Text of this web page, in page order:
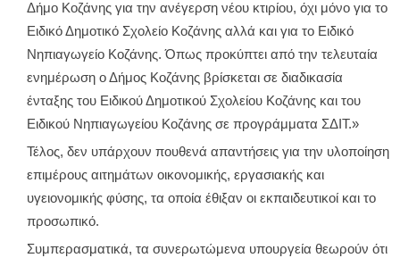
Δήμο Κοζάνης για την ανέγερση νέου κτιρίου, όχι μόνο για το
Ειδικό Δημοτικό Σχολείο Κοζάνης αλλά και για το Ειδικό
Νηπιαγωγείο Κοζάνης. Όπως προκύπτει από την τελευταία
ενημέρωση ο Δήμος Κοζάνης βρίσκεται σε διαδικασία
ένταξης του Ειδικού Δημοτικού Σχολείου Κοζάνης και του
Ειδικού Νηπιαγωγείου Κοζάνης σε προγράμματα ΣΔΙΤ.»
Τέλος, δεν υπάρχουν πουθενά απαντήσεις για την υλοποίηση
επιμέρους αιτημάτων οικονομικής, εργασιακής και
υγειονομικής φύσης, τα οποία έθιξαν οι εκπαιδευτικοί και το
προσωπικό.
Συμπερασματικά, τα συνερωτώμενα υπουργεία θεωρούν ότι